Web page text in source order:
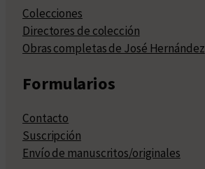
Colecciones
Directores de colección
Obras completas de José Hernández
Formularios
Contacto
Suscripción
Envío de manuscritos/originales